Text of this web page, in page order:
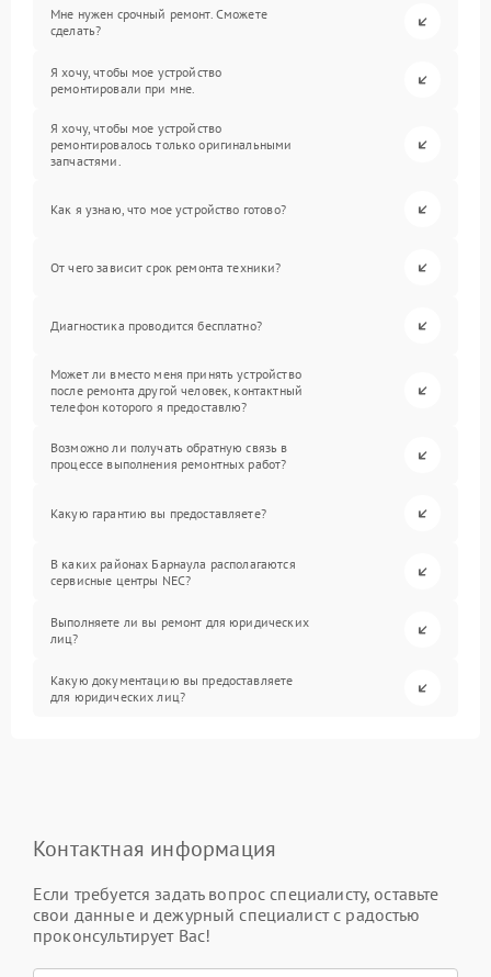
Мне нужен срочный ремонт. Сможете
сделать?
Я хочу, чтобы мое устройство
ремонтировали при мне.
Я хочу, чтобы мое устройство
ремонтировалось только оригинальными
запчастями.
Как я узнаю, что мое устройство готово?
От чего зависит срок ремонта техники?
Диагностика проводится бесплатно?
Может ли вместо меня принять устройство
после ремонта другой человек, контактный
телефон которого я предоставлю?
Возможно ли получать обратную связь в
процессе выполнения ремонтных работ?
Какую гарантию вы предоставляете?
В каких районах Барнаула располагаются
сервисные центры NEC?
Выполняете ли вы ремонт для юридических
лиц?
Какую документацию вы предоставляете
для юридических лиц?
Контактная информация
Если требуется задать вопрос специалисту, оставьте
свои данные и дежурный специалист с радостью
проконсультирует Вас!